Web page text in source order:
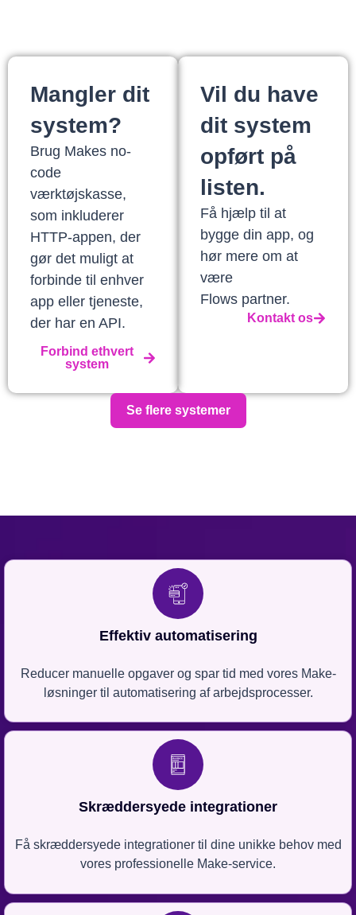
Mangler dit
system?
Brug Makes no-
code
værktøjskasse,
som inkluderer
HTTP-appen, der
gør det muligt at
forbinde til enhver
app eller tjeneste,
der har en API.
Forbind ethvert
system
Vil du have
dit system
opført på
listen.
Få hjælp til at
bygge din app, og
hør mere om at
være
Flows partner.
Kontakt os
Se flere systemer
Effektiv automatisering
Reducer manuelle opgaver og spar tid med vores Make-
løsninger til automatisering af arbejdsprocesser.
Skræddersyede integrationer
Få skræddersyede integrationer til dine unikke behov med
vores professionelle Make-service.